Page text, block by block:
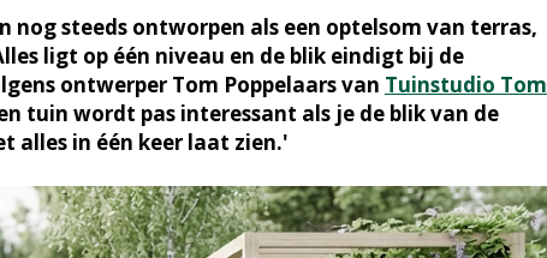
nog steeds ontworpen als een optelsom van terras,
ligt op één niveau en de blik eindigt bij de
ontwerper Tom Poppelaars van Tuinstudio Tom
tuin wordt pas interessant als je de blik van de
alles in één keer laat zien.'